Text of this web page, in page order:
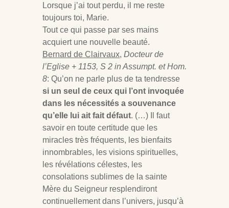
Lorsque j’ai tout perdu, il me reste
toujours toi, Marie.
Tout ce qui passe par ses mains
acquiert une nouvelle beauté.
Bernard de Clairvaux, Docteur de
l’Eglise + 1153, S 2 in Assumpt. et Hom.
8: Qu’on ne parle plus de ta tendresse
si un seul de ceux qui l’ont invoquée
dans les nécessités a souvenance
qu’elle lui ait fait défaut. (…) Il faut
savoir en toute certitude que les
miracles très fréquents, les bienfaits
innombrables, les visions spirituelles,
les révélations célestes, les
consolations sublimes de la sainte
Mère du Seigneur resplendiront
continuellement dans l’univers, jusqu’à